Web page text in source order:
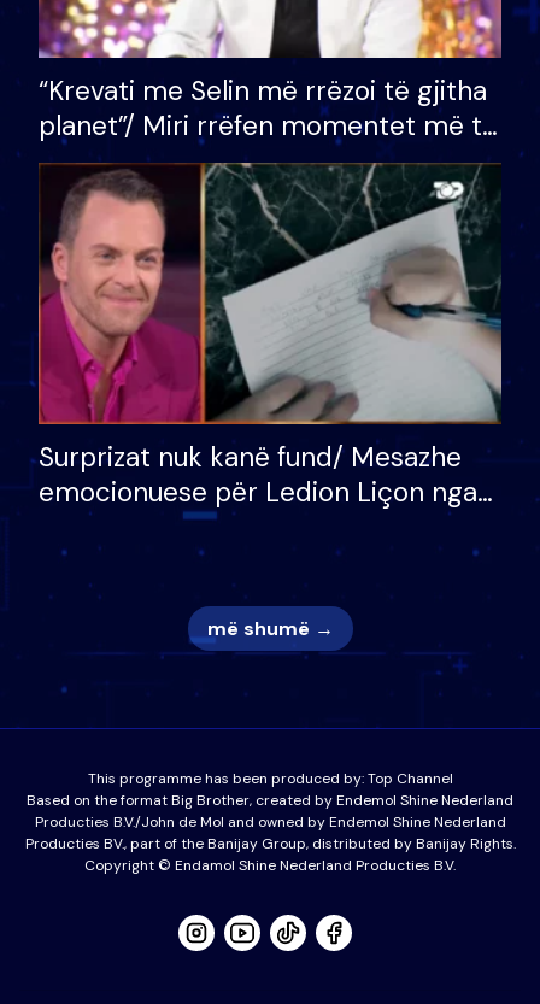
“Krevati me Selin më rrëzoi të gjitha
planet”/ Miri rrëfen momentet më të
bukura në shtëpinë e BB VIP: Do më
mungojë zilja e mëngjesit kur…
Surprizat nuk kanë fund/ Mesazhe
emocionuese për Ledion Liçon nga
nëna dhe fëmijët e tij, moderatori
nuk i mban dot lotët: Nuk meritoj…
më shumë →
This programme has been produced by:Top Channel
Based on the format Big Brother, created by Endemol Shine Nederland
Producties B.V./John de Mol and owned by Endemol Shine Nederland
Producties BV., part of the Banijay Group, distributed by Banijay Rights.
Copyright © Endamol Shine Nederland Producties B.V.